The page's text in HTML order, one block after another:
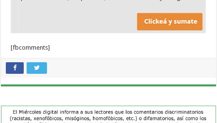
[fbcomments]